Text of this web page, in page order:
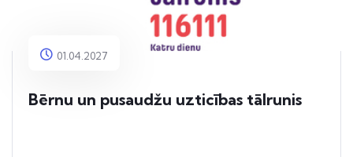
01.04.2027
Bērnu un pusaudžu uzticības tālrunis